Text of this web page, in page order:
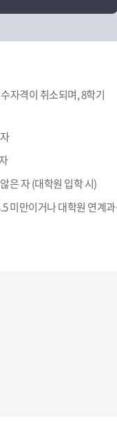
자격이 취소되며, 8학기
은 자 (대학원 입학 시)
미만이거나 대학원 연계